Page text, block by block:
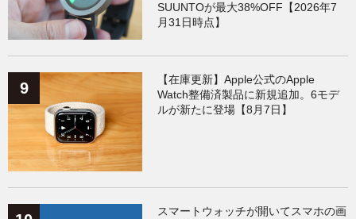
SUUNTOが最大38%OFF【2026年7
月31日時点】
【在庫更新】Apple公式のApple
Watch整備済製品に新規追加。6モデ
ルが新たに登場【8月7日】
スマートウォッチが開いてスマホの画